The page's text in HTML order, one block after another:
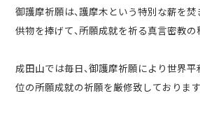
御護摩祈願は、護摩木という特別な薪を焚
供物を捧げて、所願成就を祈る真言密教の
成田山では毎日、御護摩祈願により世界平
位の所願成就の祈願を厳修致しております